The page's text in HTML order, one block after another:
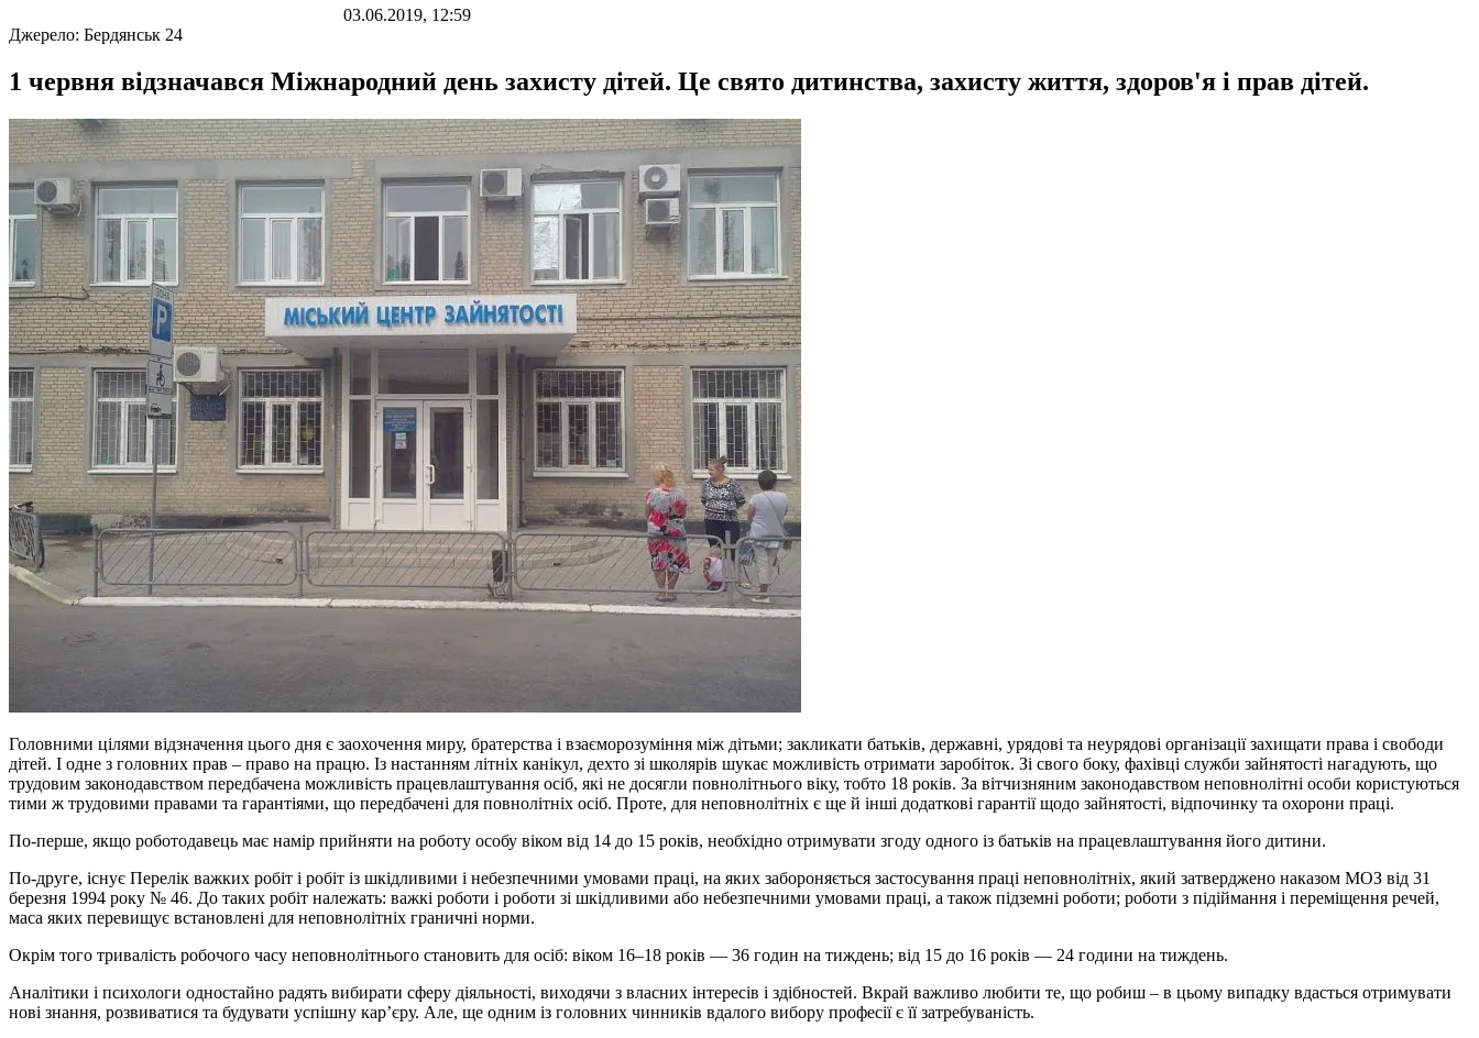
03.06.2019, 12:59
Джерело: Бердянськ 24
1 червня відзначався Міжнародний день захисту дітей. Це свято дитинства, захисту життя, здоров'я і прав дітей.
Головними цілями відзначення цього дня є заохочення миру, братерства і взаєморозуміння між дітьми; закликати батьків, державні, урядові та неурядові організації захищати права і свободи
дітей. І одне з головних прав – право на працю. Із настанням літніх канікул, дехто зі школярів шукає можливість отримати заробіток. Зі свого боку, фахівці служби зайнятості нагадують, що
трудовим законодавством передбачена можливість працевлаштування осіб, які не досягли повнолітнього віку, тобто 18 років. За вітчизняним законодавством неповнолітні особи користуються
тими ж трудовими правами та гарантіями, що передбачені для повнолітніх осіб. Проте, для неповнолітніх є ще й інші додаткові гарантії щодо зайнятості, відпочинку та охорони праці.
По-перше, якщо роботодавець має намір прийняти на роботу особу віком від 14 до 15 років, необхідно отримувати згоду одного із батьків на працевлаштування його дитини.
По-друге, існує Перелік важких робіт і робіт із шкідливими і небезпечними умовами праці, на яких забороняється застосування праці неповнолітніх, який затверджено наказом МОЗ від 31
березня 1994 року № 46. До таких робіт належать: важкі роботи і роботи зі шкідливими або небезпечними умовами праці, а також підземні роботи; роботи з підіймання і переміщення речей,
маса яких перевищує встановлені для неповнолітніх граничні норми.
Окрім того тривалість робочого часу неповнолітнього становить для осіб: віком 16–18 років — 36 годин на тиждень; від 15 до 16 років — 24 години на тиждень.
Аналітики і психологи одностайно радять вибирати сферу діяльності, виходячи з власних інтересів і здібностей. Вкрай важливо любити те, що робиш – в цьому випадку вдасться отримувати
нові знання, розвиватися та будувати успішну кар’єру. Але, ще одним із головних чинників вдалого вибору професії є її затребуваність.